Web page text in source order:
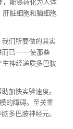
脏细胞和脑细胞
们所要做的其实
而已——使那些
神经递质多巴胺
加快实验速度。
的障碍。至关重
多巴胺神经元。